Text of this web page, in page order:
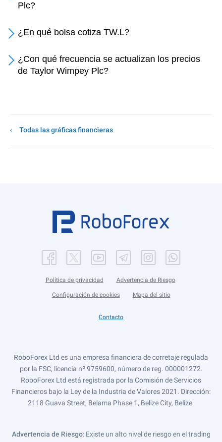
Plc?
¿En qué bolsa cotiza TW.L?
¿Con qué frecuencia se actualizan los precios
de Taylor Wimpey Plc?
Todas las gráficas financieras
Política de privacidad Advertencia de Riesgo
Configuración de cookies Mapa del sitio
Contacto
RoboForex Ltd es una empresa financiera de corretaje regulada
por la FSC, licencia nº 9759600, número de reg. 000001272.
RoboForex Ltd está registrada por la Comisión de Servicios
Financieros bajo la Ley de la Industria de Valores 2021. Dirección:
2118 Guava Street, Belama Phase 1, Belize City, Belize.
Advertencia de Riesgo: Existe un alto nivel de riesgo en el trading